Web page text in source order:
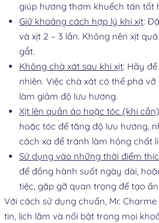
giúp hương thơm khuếch tán tốt
Giữ khoảng cách hợp lý khi xịt:
và xịt 2 – 3 lần. Không nên xịt
gắt.
Không chà xát sau khi xịt: Hãy
nhiên. Việc chà xát có thể phá
làm giảm độ lưu hương.
Xịt lên quần áo hoặc tóc (khi cần)
hoặc tóc để tăng độ lưu hương,
cách xa để tránh làm hỏng chất
Sử dụng vào những thời điểm
để đồng hành suốt ngày dài,
tiệc, gặp gỡ quan trọng để tạo
Với cách sử dụng chuẩn, Mr.
tin, lịch lãm và nổi bật trong mọi